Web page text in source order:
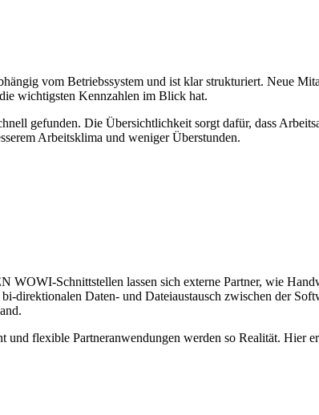
vom Betriebssystem und ist klar strukturiert. Neue
wichtigsten Kennzahlen im Blick hat.
gefunden. Die Übersichtlichkeit sorgt dafür, dass
Arbeitsklima und weniger Überstunden.
Schnittstellen lassen sich externe Partner, wie
direktionalen Daten- und Dateiaustausch zwischen der
und flexible Partneranwendungen werden so Realität. Hier